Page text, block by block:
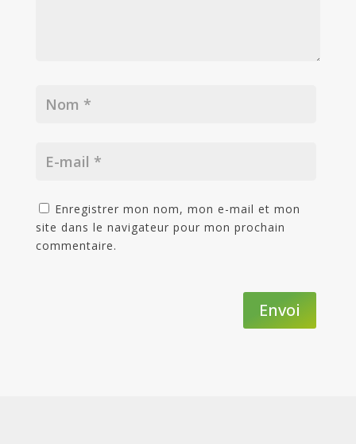
Enregistrer mon nom, mon e-mail et mon
site dans le navigateur pour mon prochain
commentaire.
Envoi